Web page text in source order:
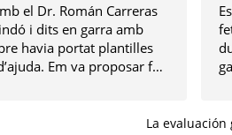
el Dr. Román Carreras
i dits en garra amb
havia portat plantilles
Em va proposar fer
La evaluación